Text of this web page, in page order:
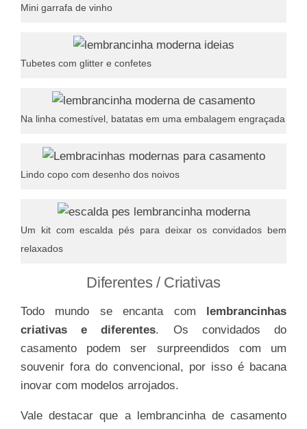
Mini garrafa de vinho
Tubetes com glitter e confetes
Na linha comestível, batatas em uma embalagem engraçada
Lindo copo com desenho dos noivos
Um kit com escalda pés para deixar os convidados bem
relaxados
Diferentes / Criativas
Todo mundo se encanta com lembrancinhas
criativas e diferentes. Os convidados do
casamento podem ser surpreendidos com um
souvenir fora do convencional, por isso é bacana
inovar com modelos arrojados.
Vale destacar que a lembrancinha de casamento